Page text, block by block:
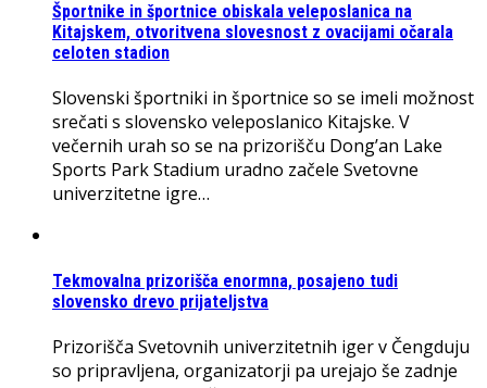
Športnike in športnice obiskala veleposlanica na
Kitajskem, otvoritvena slovesnost z ovacijami očarala
celoten stadion
Slovenski športniki in športnice so se imeli možnost
srečati s slovensko veleposlanico Kitajske. V
večernih urah so se na prizorišču Dong’an Lake
Sports Park Stadium uradno začele Svetovne
univerzitetne igre…
Tekmovalna prizorišča enormna, posajeno tudi
slovensko drevo prijateljstva
Prizorišča Svetovnih univerzitetnih iger v Čengduju
so pripravljena, organizatorji pa urejajo še zadnje